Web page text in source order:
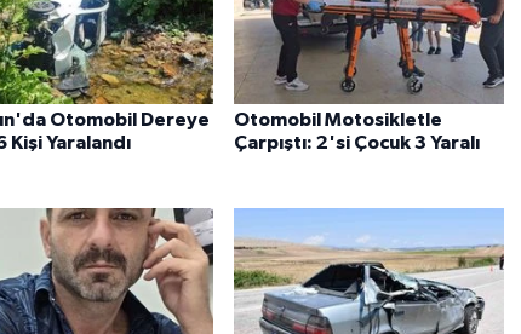
Otomobil Dereye
Kişi Yaralandı
Otomobil Motosikletle
Çarpıştı: 2'si Çocuk 3 Yaralı